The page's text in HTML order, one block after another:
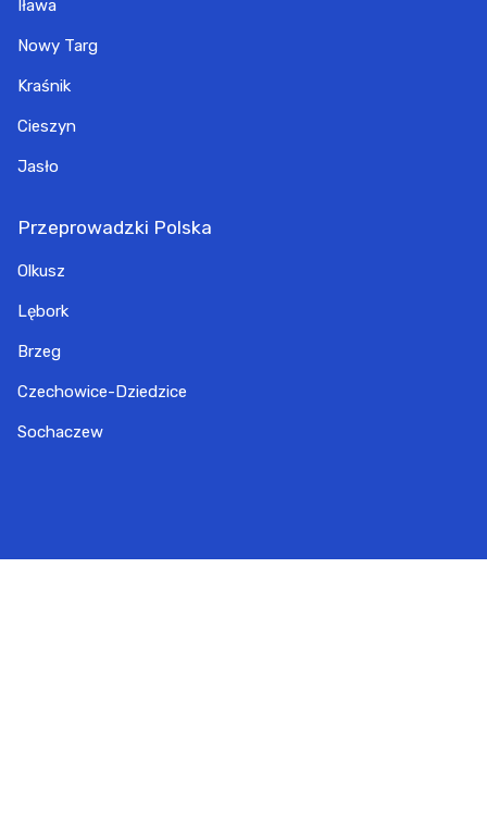
Iława
Nowy Targ
Kraśnik
Cieszyn
Jasło
Przeprowadzki Polska
Olkusz
Lębork
Brzeg
Czechowice-Dziedzice
Sochaczew